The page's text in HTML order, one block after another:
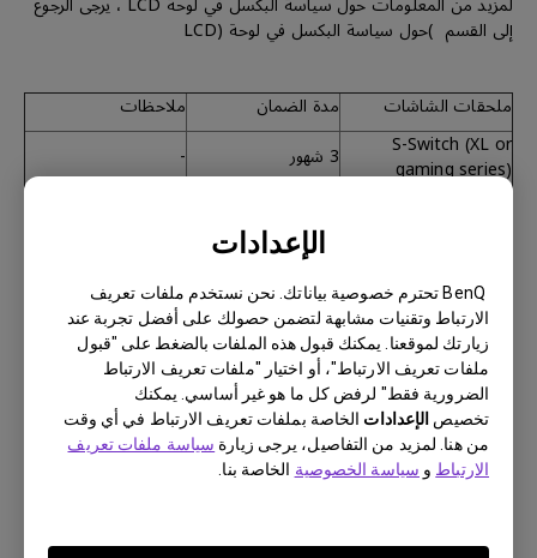
الإعدادات
BenQ تحترم خصوصية بياناتك. نحن نستخدم ملفات تعريف
الارتباط وتقنيات مشابهة لتضمن حصولك على أفضل تجربة عند
زيارتك لموقعنا. يمكنك قبول هذه الملفات بالضغط على "قبول
ملفات تعريف الارتباط"، أو اختيار "ملفات تعريف الارتباط
الضرورية فقط" لرفض كل ما هو غير أساسي. يمكنك
تخصيص الإعدادات الخاصة بملفات تعريف الارتباط في أي وقت
من هنا. لمزيد من التفاصيل، يرجى زيارة سياسة ملفات تعريف
الارتباط و سياسة الخصوصية الخاصة بنا.
إلى القسم )حول سياسة البكسل في لوحة (LCD
ملحقات الشاشات مدة الضمان
ملاحظات
S-Switch (XL or
gaming series) 3 شهور
-
الملحقات الأخرى والقطع الإستهلاكية
القطع الإستهلاكية بما في ذلك كابلات الإشارة، كابل الطاقة، كابل،
كاUSB أو أي عنصر لم يرد ذكره على وجه التحديد في هذا المستند لا